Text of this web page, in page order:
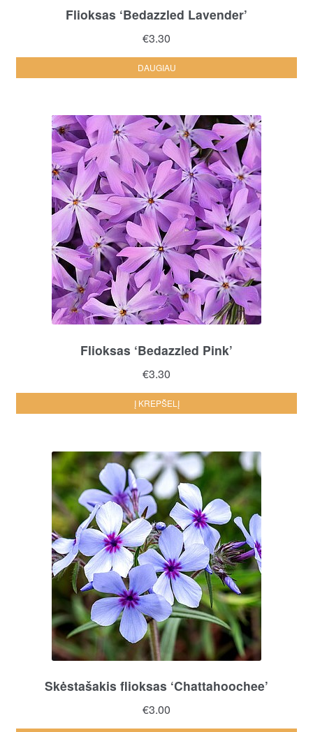
Flioksas ‘Bedazzled Lavender’
€3.30
DAUGIAU
Flioksas ‘Bedazzled Pink’
€3.30
Į KREPŠELĮ
Skėstašakis flioksas ‘Chattahoochee’
€3.00